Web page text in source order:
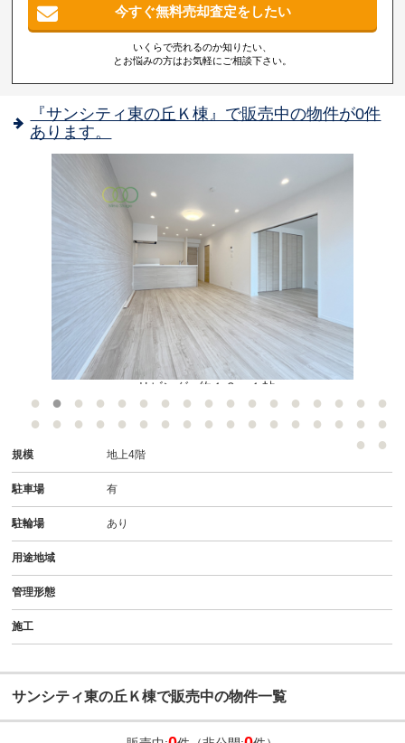
今すぐ無料売却査定をしたい
いくらで売れるのか知りたい、
とお悩みの方はお気軽にご相談下さい。
『サンシティ東の丘Ｋ棟』で販売中の物件が0件
あります。
●リビング● 約１６．１帖
規模 地上4階
駐車場 有
駐輪場 あり
用途地域
管理形態
施工
サンシティ東の丘Ｋ棟で販売中の物件一覧